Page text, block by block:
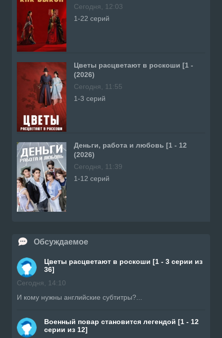
Сегодня, 12:03
1-22 серий
Цветы расцветают в роскоши [1 -
(2026)
Сегодня, 11:55
1-3 серий
Деньги, работа и любовь [1 - 12
(2026)
Сегодня, 11:39
1-12 серий
Обсуждаемое
Цветы расцветают в роскоши [1 - 3 серии из
36]
Сегодня, 14:10
И кому нужны английские субтитры?...
Военный повар становится легендой [1 - 12
серии из 12]